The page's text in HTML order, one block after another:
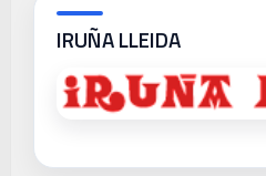
IRUÑA LLEIDA